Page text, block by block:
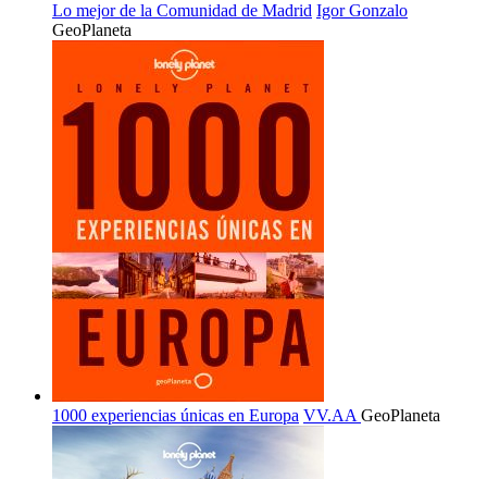
Lo mejor de la Comunidad de Madrid Igor Gonzalo
GeoPlaneta
1000 experiencias únicas en Europa VV.AA GeoPlaneta